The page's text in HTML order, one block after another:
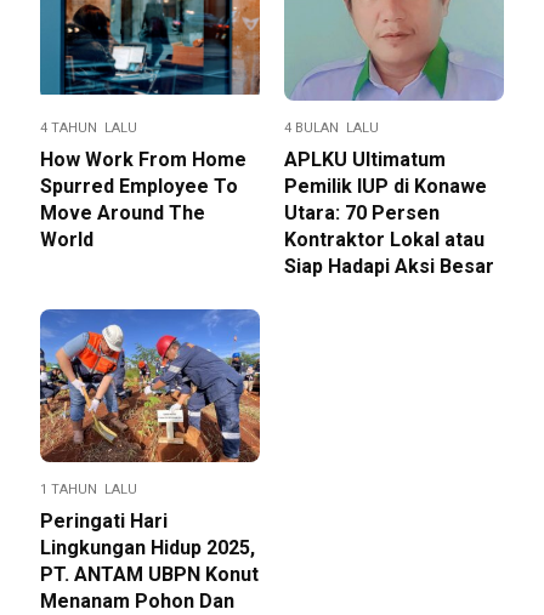
4 TAHUN LALU
How Work From Home
Spurred Employee To
Move Around The
World
4 BULAN LALU
APLKU Ultimatum
Pemilik IUP di Konawe
Utara: 70 Persen
Kontraktor Lokal atau
Siap Hadapi Aksi Besar
1 TAHUN LALU
Peringati Hari
Lingkungan Hidup 2025,
PT. ANTAM UBPN Konut
Menanam Pohon Dan